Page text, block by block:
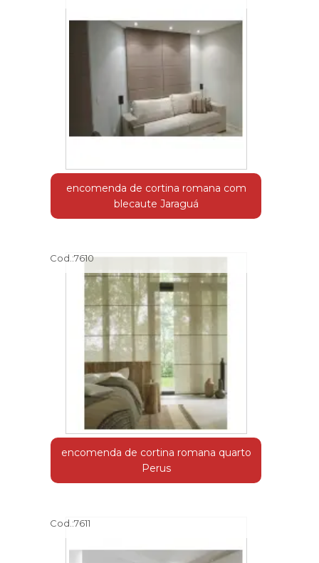
encomenda de cortina romana com
blecaute Jaraguá
Cod.:7610
encomenda de cortina romana quarto
Perus
Cod.:7611